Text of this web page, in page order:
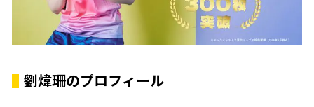
劉煒珊のプロフィール